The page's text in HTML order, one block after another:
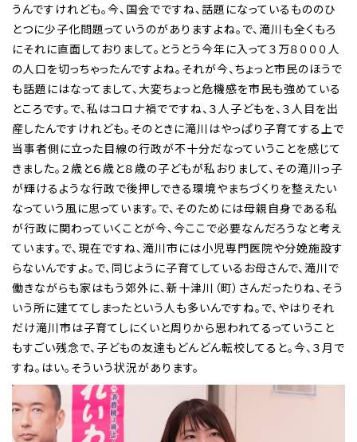
うんですけれども。今、国会でですね、話題になっているもののひ
とつに少子化問題っていうのがありますよね。で、滝川も全くもろ
にそれに直面しておりまして。とうとう今年に入って３万８０００人
の人口を切っちゃったんですよね。それが今、ちょっと市民のほうで
も話題にはなってまして、大変ちょっと危機感を市民も強めている
ところです。で、私はコロナ禍でですね、３人子どもを、３人目を出
産したんですけれども。そのときに滝川はやっぱり子育てする上で
当事者側に立った目線の行政が不十分だなっていうことを感じて
きました。２歳と６歳と８歳の子どもが私おりまして、その滝川っ子
が輝けるような行政で後押しできる環境やまちづくりを整えたい
なっていう風に思っています。で、そのためには母親自身である私
が行政に関わっていくことが今、今ここで必要なんだろうなと考え
ています。で、現在ですね、滝川市には小児専門医院や分娩施設す
らないんですよ。で、同じように子育てしているお母さんで、滝川で
働きながらも家はもう郊外に、新十津川（町）さんだったりね、そう
いう所に建ててしまったという人も多いんですね。で、やはりそれ
だけ滝川市は子育てしにくいと周りから思われてるっていうこと
もすごい残念で、子どもの友達もどんどん転校してると。今、３月で
すね。はい。そういう状況があります。